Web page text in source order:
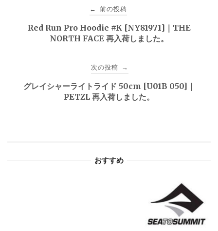
← 前の投稿
Red Run Pro Hoodie #K [NY81971]｜THE
NORTH FACE 再入荷しました。
次の投稿 →
グレイシャーライトライド 50cm [U01B 050]｜
PETZL 再入荷しました。
おすすめ